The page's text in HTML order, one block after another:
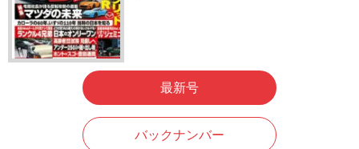
最新号
バックナンバー